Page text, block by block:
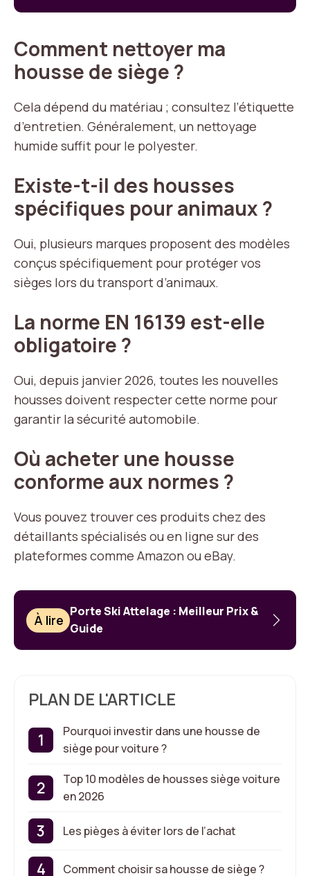
Comment nettoyer ma
housse de siège ?
Cela dépend du matériau ; consultez l’étiquette
d’entretien. Généralement, un nettoyage
humide suffit pour le polyester.
Existe-t-il des housses
spécifiques pour animaux ?
Oui, plusieurs marques proposent des modèles
conçus spécifiquement pour protéger vos
sièges lors du transport d’animaux.
La norme EN 16139 est-elle
obligatoire ?
Oui, depuis janvier 2026, toutes les nouvelles
housses doivent respecter cette norme pour
garantir la sécurité automobile.
Où acheter une housse
conforme aux normes ?
Vous pouvez trouver ces produits chez des
détaillants spécialisés ou en ligne sur des
plateformes comme Amazon ou eBay.
À lire
Porte Ski Attelage : Meilleur Prix &
Guide
PLAN DE L'ARTICLE
Pourquoi investir dans une housse de
siège pour voiture ?
Top 10 modèles de housses siège voiture
en 2026
Les pièges à éviter lors de l’achat
Comment choisir sa housse de siège ?